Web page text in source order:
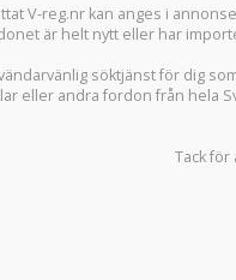
V-reg.nr kan anges i
är helt nytt eller har
söktjänst för dig
eller andra fordon från hela
Tack